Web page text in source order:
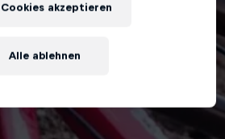
Alle ablehnen
akzeptieren